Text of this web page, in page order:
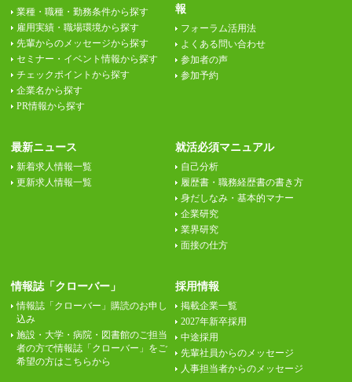
業種・職種・勤務条件から探す
雇用実績・職場環境から探す
先輩からのメッセージから探す
セミナー・イベント情報から探す
チェックポイントから探す
企業名から探す
PR情報から探す
報
フォーラム活用法
よくある問い合わせ
参加者の声
参加予約
最新ニュース
新着求人情報一覧
更新求人情報一覧
就活必須マニュアル
自己分析
履歴書・職務経歴書の書き方
身だしなみ・基本的マナー
企業研究
業界研究
面接の仕方
情報誌「クローバー」
情報誌「クローバー」購読のお申し
込み
施設・大学・病院・図書館のご担当
者の方で情報誌「クローバー」をご
希望の方はこちらから
採用情報
掲載企業一覧
2027年新卒採用
中途採用
先輩社員からのメッセージ
人事担当者からのメッセージ